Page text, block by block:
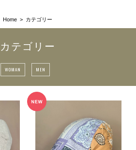
Home カテゴリー
カテゴリー
WOMAN MEN